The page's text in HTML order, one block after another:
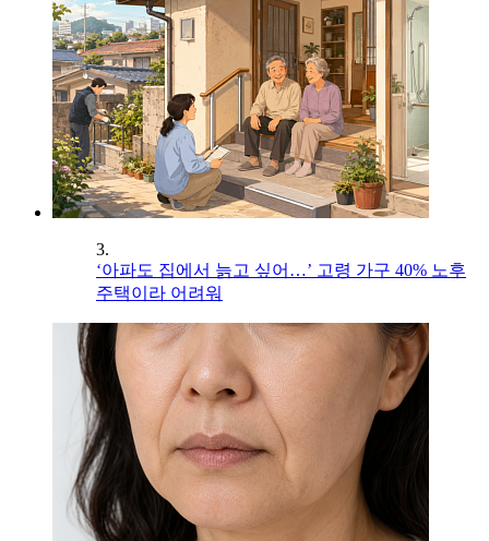
3.
‘아파도 집에서 늙고 싶어…’ 고령 가구 40% 노후
주택이라 어려워